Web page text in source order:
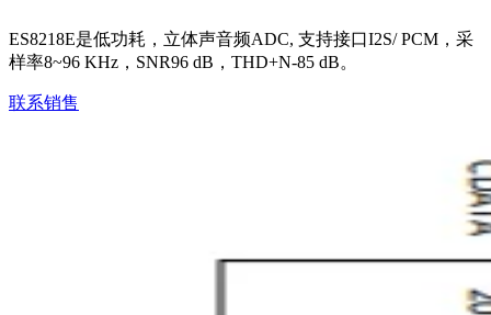
ES8218E是低功耗，立体声音频ADC, 支持接口I2S/ PCM，采
样率8~96 KHz，SNR96 dB，THD+N-85 dB。
联系销售